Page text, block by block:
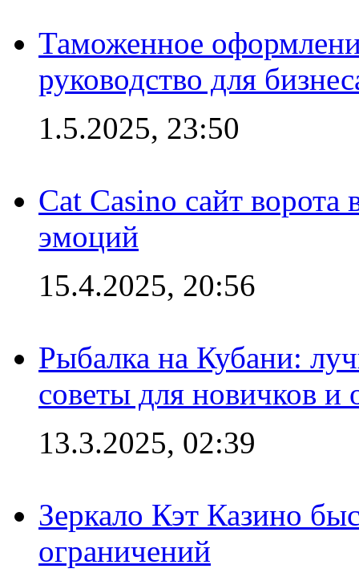
Таможенное
руководство для
1.5.2025, 23:50
Cat Casino сайт
эмоций
15.4.2025, 20:56
Рыбалка на Кубани:
советы для новичков
13.3.2025, 02:39
Зеркало Кэт Казино
ограничений